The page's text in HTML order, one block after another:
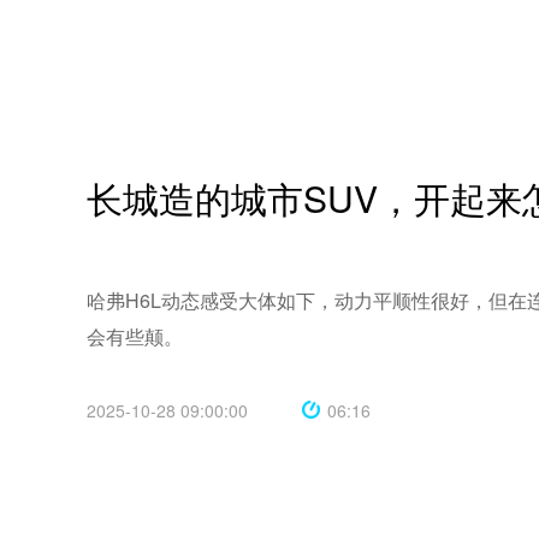
长城造的城市SUV，开起来
哈弗H6L动态感受大体如下，动力平顺性很好，但
2025-10-28 09:00:00 06:16